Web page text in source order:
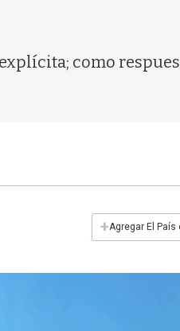
como
+Agregar El País